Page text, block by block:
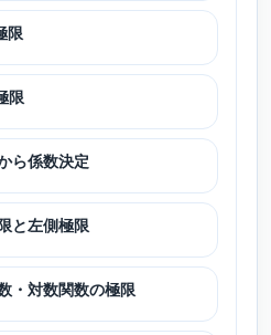
限
限
ら係数決定
と左側極限
・対数関数の極限